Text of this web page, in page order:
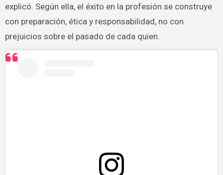
explicó. Según ella, el éxito en la profesión se construye
con preparación, ética y responsabilidad, no con
prejuicios sobre el pasado de cada quien.